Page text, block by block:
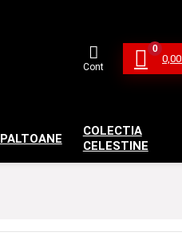
Cont
0
0,00
PALTOANE
COLECTIA
CELESTINE